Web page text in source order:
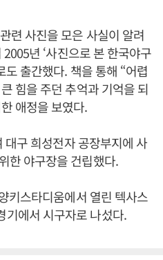
련 사진을 모은 사실이 알려
년 ‘사진으로 본 한국야구
도 출간했다. 책을 통해 “어렵
힘을 주던 추억과 기억을 되
애정을 보였다.
구 희성전자 공장부지에 사
한 야구장을 건립했다.
키스타디움에서 열린 텍사스
기에서 시구자로 나섰다.